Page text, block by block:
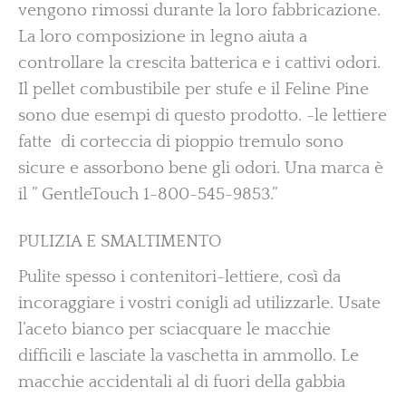
vengono rimossi durante la loro fabbricazione.
La loro composizione in legno aiuta a
controllare la crescita batterica e i cattivi odori.
Il pellet combustibile per stufe e il Feline Pine
sono due esempi di questo prodotto. -le lettiere
fatte di corteccia di pioppio tremulo sono
sicure e assorbono bene gli odori. Una marca è
il ” GentleTouch 1-800-545-9853.”
PULIZIA E SMALTIMENTO
Pulite spesso i contenitori-lettiere, così da
incoraggiare i vostri conigli ad utilizzarle. Usate
l’aceto bianco per sciacquare le macchie
difficili e lasciate la vaschetta in ammollo. Le
macchie accidentali al di fuori della gabbia